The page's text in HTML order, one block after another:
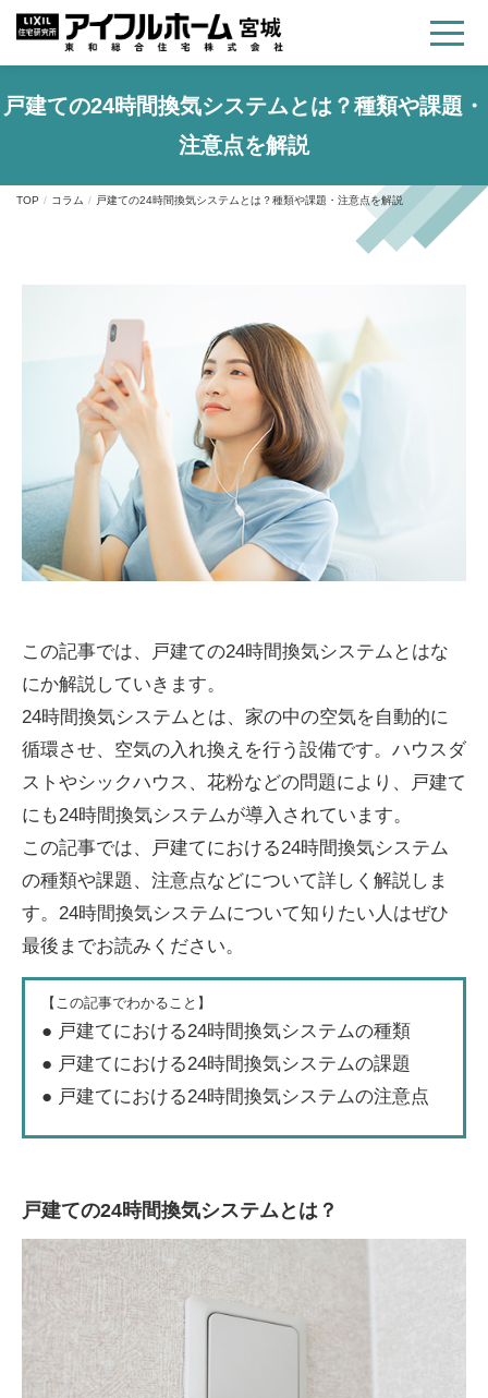
戸建ての24時間換気システムとは？種類や課題・
注意点を解説
TOP コラム 戸建ての24時間換気システムとは？種類や課題・注意点を解説
この記事では、戸建ての24時間換気システムとはな
にか解説していきます。
24時間換気システムとは、家の中の空気を自動的に
循環させ、空気の入れ換えを行う設備です。ハウスダ
ストやシックハウス、花粉などの問題により、戸建て
にも24時間換気システムが導入されています。
この記事では、戸建てにおける24時間換気システム
の種類や課題、注意点などについて詳しく解説しま
す。24時間換気システムについて知りたい人はぜひ
最後までお読みください。
【この記事でわかること】
● 戸建てにおける24時間換気システムの種類
● 戸建てにおける24時間換気システムの課題
● 戸建てにおける24時間換気システムの注意点
戸建ての24時間換気システムとは？